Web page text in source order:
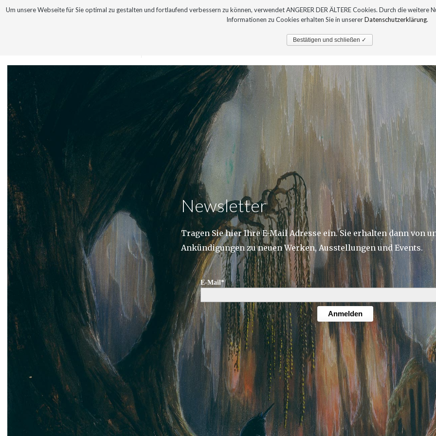
Newsletter
Tragen Sie hier Ihre E-Mail Adresse ein. Sie erhalten dann von
Ankündigungen zu neuen Werken, Ausstellungen und Events.
E-Mail*
Anmelden
Um unsere Webseite für Sie optimal zu gestalten und fortlaufend verbessern zu können, verwendet ANGERER DER ÄLTERE Cookies. Durch die
Informationen zu Cookies erhalten Sie in unsererDatenschutzerklärung.
Bestätigen und schließen ✓